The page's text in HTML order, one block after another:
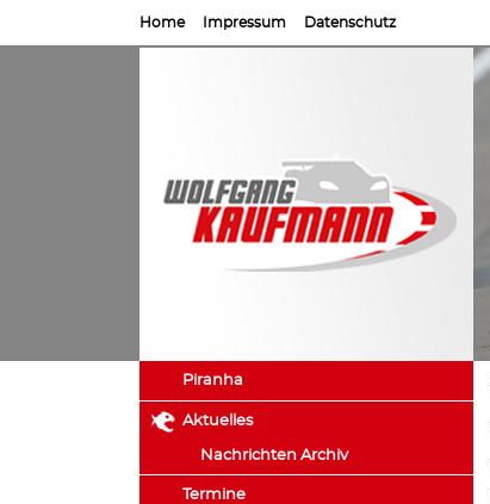
Home Impressum Datenschutz
Piranha
Aktuelles
Nachrichten Archiv
Termine